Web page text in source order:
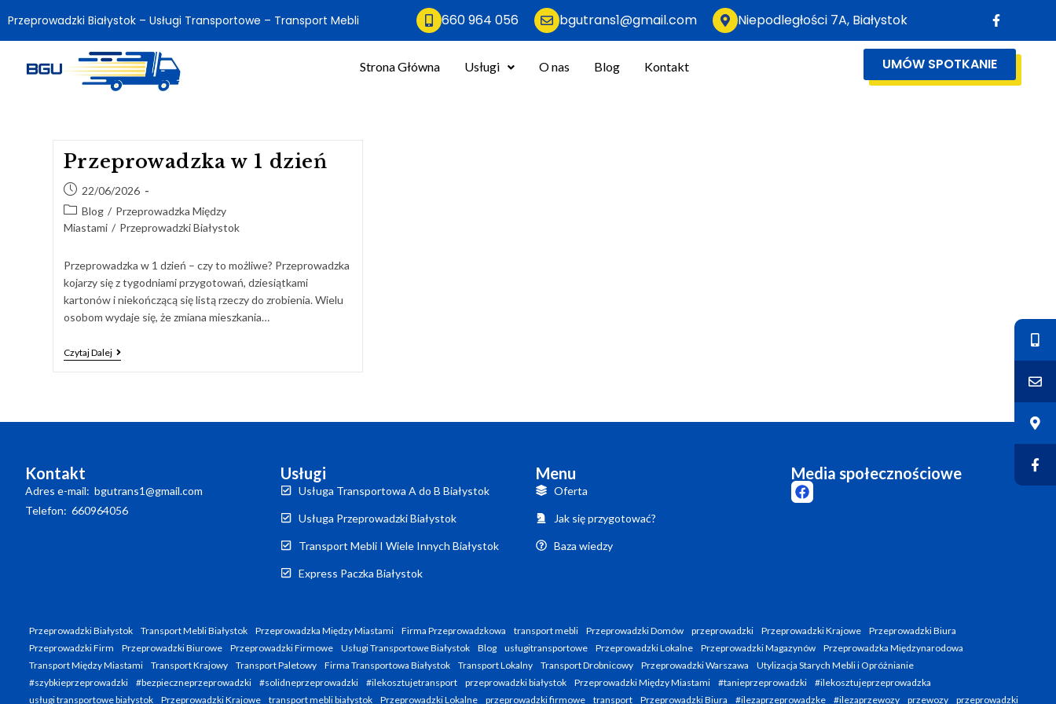
Przeprowadzki Białystok – Usługi Transportowe – Transport Mebli 660 964 056 bgutrans1@gmail.com Niepodległości 7A, Białystok
Strona Główna Usługi O nas Blog Kontakt UMÓW SPOTKANIE
Przeprowadzka w 1 dzień
22/06/2026
Blog / Przeprowadzka Między
Miastami / Przeprowadzki Białystok
Przeprowadzka w 1 dzień – czy to możliwe? Przeprowadzka
kojarzy się z tygodniami przygotowań, dziesiątkami
kartonów i niekończącą się listą rzeczy do zrobienia. Wielu
osobom wydaje się, że zmiana mieszkania…
Czytaj Dalej
Kontakt
Adres e-mail: bgutrans1@gmail.com
Telefon: 660964056
Usługi
Usługa Transportowa A do B Białystok
Usługa Przeprowadzki Białystok
Transport Mebli I Wiele Innych Białystok
Express Paczka Białystok
Menu
Oferta
Jak się przygotować?
Baza wiedzy
Media społecznościowe
Przeprowadzki Białystok Transport Mebli Białystok Przeprowadzka Między Miastami Firma Przeprowadzkowa transport mebli Przeprowadzki Domów przeprowadzki Przeprowadzki Krajowe
Przeprowadzki Biura
Przeprowadzki Firm
Przeprowadzki Biurowe Przeprowadzki Firmowe Usługi Transportowe Białystok Blog usługitransportowe Przeprowadzki Lokalne Przeprowadzki Magazynów
Przeprowadzka Międzynarodowa
Transport Między Miastami
Transport Krajowy Transport Paletowy Firma Transportowa Białystok Transport Lokalny Transport Drobnicowy Przeprowadzki Warszawa
Utylizacja Starych Mebli i Opróżnianie
#szybkieprzeprowadzki
#bezpieczneprzeprowadzki #solidneprzeprowadzki #ilekosztujetransport przeprowadzki białystok Przeprowadzki Między Miastami #tanieprzeprowadzki
#ilekosztujeprzeprowadzka
usługi transportowe białystok
Przeprowadzki Krajowe transport mebli białystok Przeprowadzki Lokalne przeprowadzki firmowe transport Przeprowadzki Biura #ilezaprzeprowadzke #ilezaprzewozy przewozy przeprowadzki